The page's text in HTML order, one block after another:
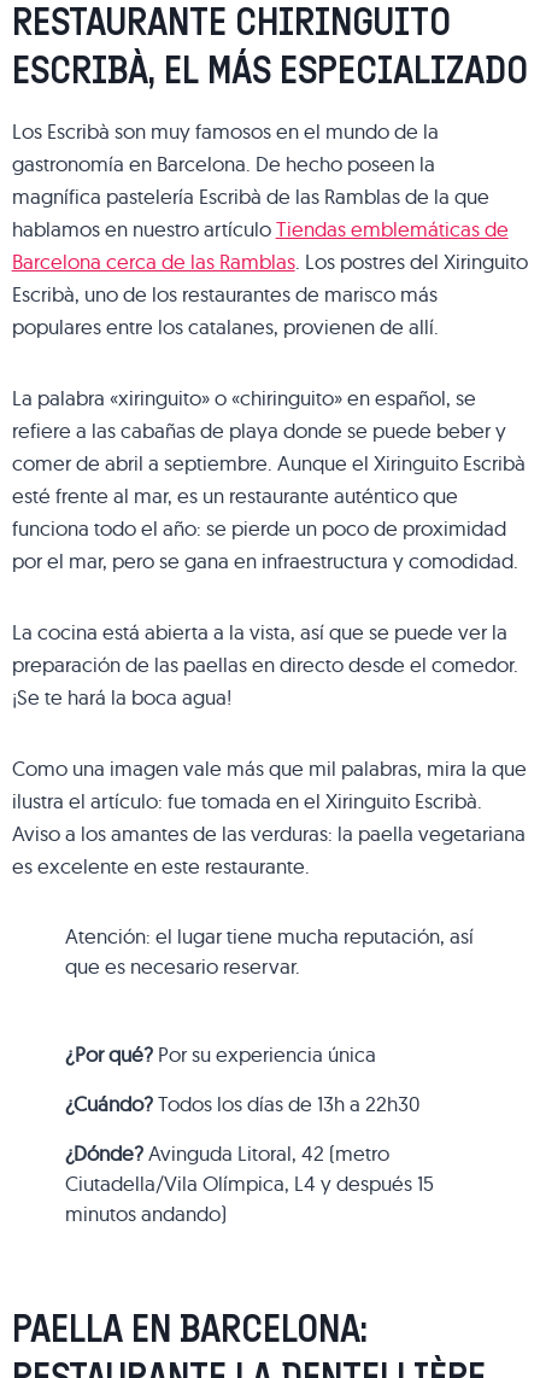
RESTAURANTE CHIRINGUITO
ESCRIBÀ, EL MÁS ESPECIALIZADO
Los Escribà son muy famosos en el mundo de la
gastronomía en Barcelona. De hecho poseen la
magnífica pastelería Escribà de las Ramblas de la que
hablamos en nuestro artículoTiendas emblemáticas de
Barcelona cerca de las Ramblas. Los postres del Xiringuito
Escribà, uno de los restaurantes de marisco más
populares entre los catalanes, provienen de allí.
La palabra «xiringuito» o «chiringuito» en español, se
refiere a las cabañas de playa donde se puede beber y
comer de abril a septiembre. Aunque el Xiringuito Escribà
esté frente al mar, es un restaurante auténtico que
funciona todo el año: se pierde un poco de proximidad
por el mar, pero se gana en infraestructura y comodidad.
La cocina está abierta a la vista, así que se puede ver la
preparación de las paellas en directo desde el comedor.
¡Se te hará la boca agua!
Como una imagen vale más que mil palabras, mira la que
ilustra el artículo: fue tomada en el Xiringuito Escribà.
Aviso a los amantes de las verduras: la paella vegetariana
es excelente en este restaurante.
Atención: el lugar tiene mucha reputación, así
que es necesario reservar.
¿Por qué? Por su experiencia única
¿Cuándo?Todos los días de 13h a 22h30
¿Dónde?Avinguda Litoral, 42 (metro
Ciutadella/Vila Olímpica, L4 y después 15
minutos andando)
PAELLA EN BARCELONA: